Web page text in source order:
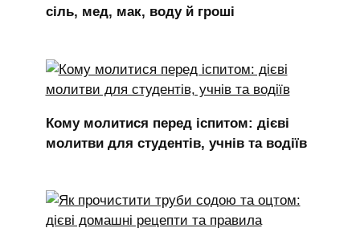
сіль, мед, мак, воду й гроші
Кому молитися перед іспитом: дієві
молитви для студентів, учнів та водіїв